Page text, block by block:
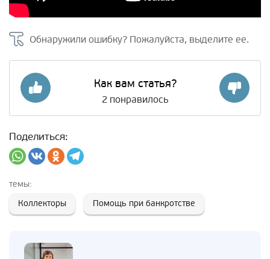
Обнаружили ошибку? Пожалуйста, выделите ее.
Как вам статья?
2понравилось
Поделиться:
темы:
Коллекторы
Помощь при банкротстве